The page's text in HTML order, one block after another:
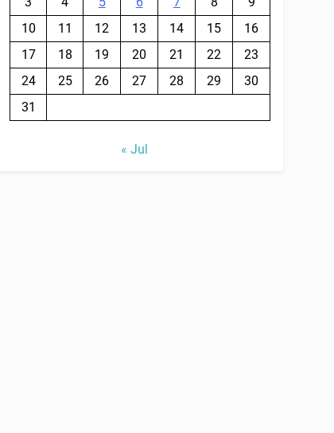
10
11 12 13 14 15
16
17
18 19 20 21 22
23
24
25 26 27 28 29
30
31
« Jul